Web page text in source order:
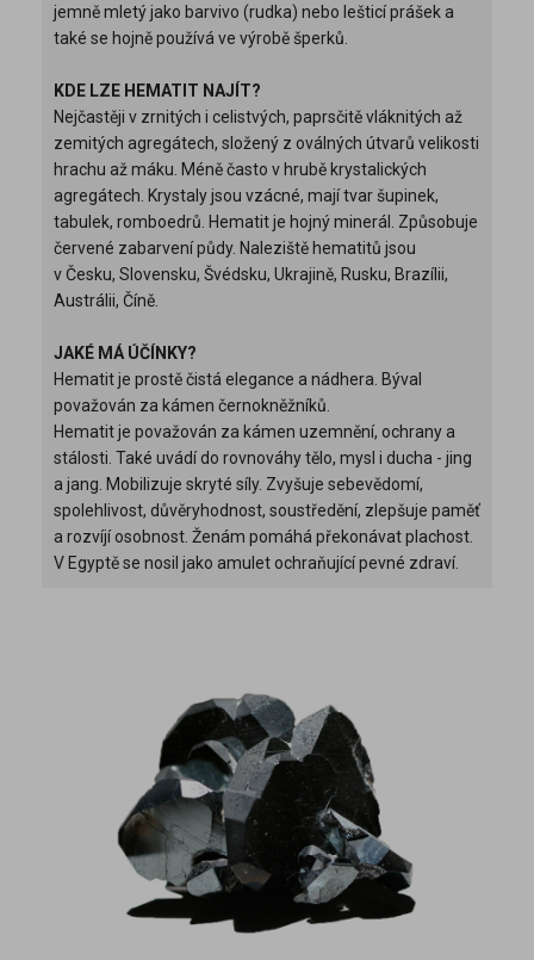
jemně mletý jako barvivo (rudka) nebo lešticí prášek a
také se hojně používá ve výrobě šperků.
KDE LZE HEMATIT NAJÍT?
Nejčastěji v zrnitých i celistvých, paprsčitě vláknitých až
zemitých agregátech, složený z oválných útvarů velikosti
hrachu až máku. Méně často v hrubě krystalických
agregátech. Krystaly jsou vzácné, mají tvar šupinek,
tabulek, romboedrů. Hematit je hojný minerál. Způsobuje
červené zabarvení půdy. Naleziště hematitů jsou
v Česku, Slovensku, Švédsku, Ukrajině, Rusku, Brazílii,
Austrálii, Číně.
JAKÉ MÁ ÚČÍNKY?
Hematit je prostě čistá elegance a nádhera. Býval
považován za kámen černokněžníků.
Hematit je považován za kámen uzemnění, ochrany a
stálosti. Také uvádí do rovnováhy tělo, mysl i ducha - jing
a jang. Mobilizuje skryté síly. Zvyšuje sebevědomí,
spolehlivost, důvěryhodnost, soustředění, zlepšuje paměť
a rozvíjí osobnost. Ženám pomáhá překonávat plachost.
V Egyptě se nosil jako amulet ochraňující pevné zdraví.